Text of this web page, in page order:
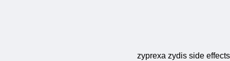
zyprexa zydis side effects